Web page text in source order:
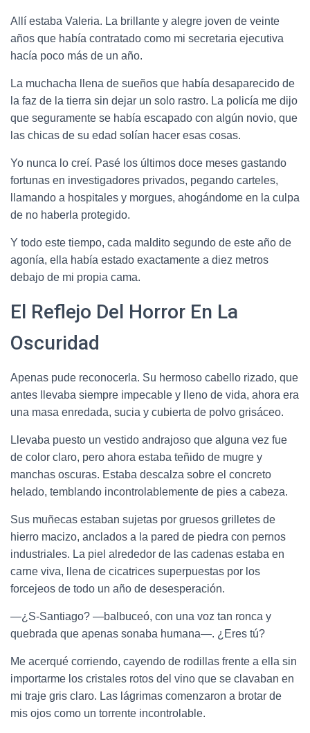
Allí estaba Valeria. La brillante y alegre joven de veinte
años que había contratado como mi secretaria ejecutiva
hacía poco más de un año.
La muchacha llena de sueños que había desaparecido de
la faz de la tierra sin dejar un solo rastro. La policía me dijo
que seguramente se había escapado con algún novio, que
las chicas de su edad solían hacer esas cosas.
Yo nunca lo creí. Pasé los últimos doce meses gastando
fortunas en investigadores privados, pegando carteles,
llamando a hospitales y morgues, ahogándome en la culpa
de no haberla protegido.
Y todo este tiempo, cada maldito segundo de este año de
agonía, ella había estado exactamente a diez metros
debajo de mi propia cama.
El Reflejo Del Horror En La
Oscuridad
Apenas pude reconocerla. Su hermoso cabello rizado, que
antes llevaba siempre impecable y lleno de vida, ahora era
una masa enredada, sucia y cubierta de polvo grisáceo.
Llevaba puesto un vestido andrajoso que alguna vez fue
de color claro, pero ahora estaba teñido de mugre y
manchas oscuras. Estaba descalza sobre el concreto
helado, temblando incontrolablemente de pies a cabeza.
Sus muñecas estaban sujetas por gruesos grilletes de
hierro macizo, anclados a la pared de piedra con pernos
industriales. La piel alrededor de las cadenas estaba en
carne viva, llena de cicatrices superpuestas por los
forcejeos de todo un año de desesperación.
—¿S-Santiago? —balbuceó, con una voz tan ronca y
quebrada que apenas sonaba humana—. ¿Eres tú?
Me acerqué corriendo, cayendo de rodillas frente a ella sin
importarme los cristales rotos del vino que se clavaban en
mi traje gris claro. Las lágrimas comenzaron a brotar de
mis ojos como un torrente incontrolable.